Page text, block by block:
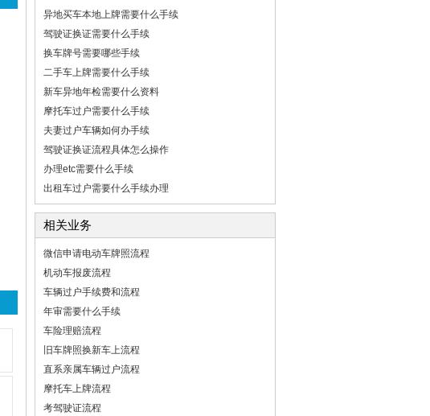
异地买车本地上牌需要什么手续
驾驶证换证需要什么手续
换车牌号需要哪些手续
二手车上牌需要什么手续
新车异地年检需要什么资料
摩托车过户需要什么手续
夫妻过户车辆如何办手续
驾驶证换证流程具体怎么操作
办理etc需要什么手续
出租车过户需要什么手续办理
相关业务
微信申请电动车牌照流程
机动车报废流程
车辆过户手续费和流程
年审需要什么手续
车险理赔流程
旧车牌照换新车上流程
直系亲属车辆过户流程
摩托车上牌流程
考驾驶证流程